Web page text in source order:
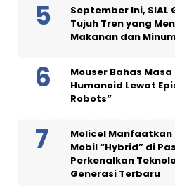
September Ini, SIAL
Tujuh Tren yang
Makanan dan
Mouser Bahas
Humanoid Lewat
Robots”
Molicel
Mobil “Hybrid” di
Perkenalkan
Generasi Terbaru